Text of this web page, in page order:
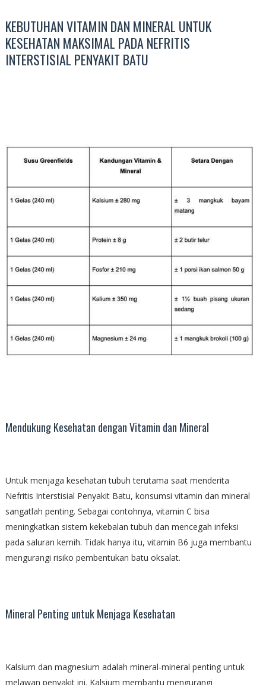
KEBUTUHAN VITAMIN DAN MINERAL UNTUK
KESEHATAN MAKSIMAL PADA NEFRITIS
INTERSTISIAL PENYAKIT BATU
Mendukung Kesehatan dengan Vitamin dan Mineral
Untuk menjaga kesehatan tubuh terutama saat menderita
Nefritis Interstisial Penyakit Batu, konsumsi vitamin dan mineral
sangatlah penting. Sebagai contohnya, vitamin C bisa
meningkatkan sistem kekebalan tubuh dan mencegah infeksi
pada saluran kemih. Tidak hanya itu, vitamin B6 juga membantu
mengurangi risiko pembentukan batu oksalat.
Mineral Penting untuk Menjaga Kesehatan
Kalsium dan magnesium adalah mineral-mineral penting untuk
melawan penyakit ini. Kalsium membantu mengurangi